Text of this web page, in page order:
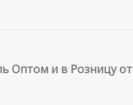
Оптом и в Розницу